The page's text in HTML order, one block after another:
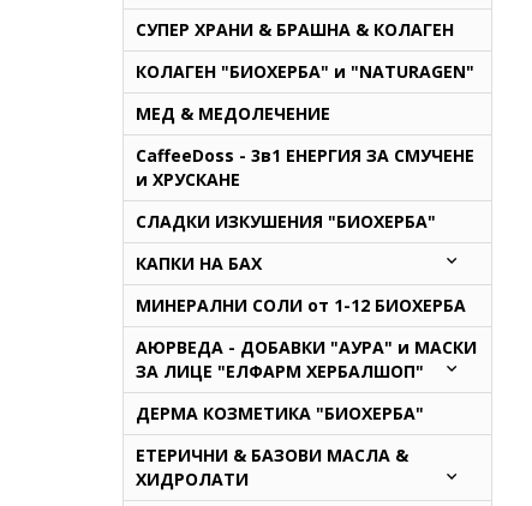
СУПЕР ХРАНИ & БРАШНА & КОЛАГЕН
КОЛАГЕН "БИОХЕРБА" и "NATURAGEN"
МЕД & МЕДОЛЕЧЕНИЕ
CaffeeDoss - 3в1 ЕНЕРГИЯ ЗА СМУЧЕНЕ
и ХРУСКАНЕ
СЛАДКИ ИЗКУШЕНИЯ "БИОХЕРБА"
КАПКИ НА БАХ
МИНЕРАЛНИ СОЛИ от 1-12 БИОХЕРБА
AЮРВЕДА - ДОБАВКИ "АУРА" и МАСКИ
ЗА ЛИЦЕ "ЕЛФАРМ ХЕРБАЛШОП"
ДЕРМА КОЗМЕТИКА "БИОХЕРБА"
ЕТЕРИЧНИ & БАЗОВИ МАСЛА &
ХИДРОЛАТИ